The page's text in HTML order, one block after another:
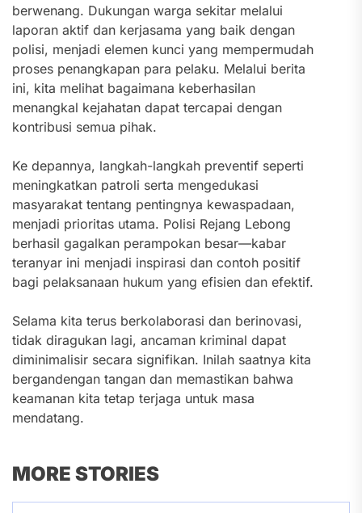
berwenang. Dukungan warga sekitar melalui
laporan aktif dan kerjasama yang baik dengan
polisi, menjadi elemen kunci yang mempermudah
proses penangkapan para pelaku. Melalui berita
ini, kita melihat bagaimana keberhasilan
menangkal kejahatan dapat tercapai dengan
kontribusi semua pihak.
Ke depannya, langkah-langkah preventif seperti
meningkatkan patroli serta mengedukasi
masyarakat tentang pentingnya kewaspadaan,
menjadi prioritas utama. Polisi Rejang Lebong
berhasil gagalkan perampokan besar—kabar
teranyar ini menjadi inspirasi dan contoh positif
bagi pelaksanaan hukum yang efisien dan efektif.
Selama kita terus berkolaborasi dan berinovasi,
tidak diragukan lagi, ancaman kriminal dapat
diminimalisir secara signifikan. Inilah saatnya kita
bergandengan tangan dan memastikan bahwa
keamanan kita tetap terjaga untuk masa
mendatang.
MORE STORIES